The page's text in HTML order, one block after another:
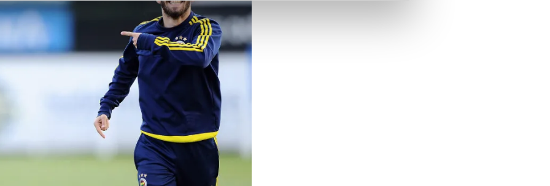
için İnternet Sitemizde kendimize ve üçüncü kişilere ait çerezler kullanılmaktadır. Bu
verileriniz işlenmekte olup gerekli olan çerezler bilgi toplumu hizmetlerinin sunulması
çerezler, sitemizin daha işlevsel kılınması ve kişiselleştirilmesi ve sizlere yönelik
amaçlarıyla sınırlı olarak açık rızanız dahilinde kullanılacaktır.
yer alan panel vasıtasıyla belirleyebilirsiniz. Çerezlere ilişkin detaylı bilgi için Ayarlar
ziyaret edebilirsiniz.
Kanunu uyarınca hazırlanmış Aydınlatma Metnimizi okumak ve sitemizde ilgili
çerezlerle ilgili bilgi almak için lütfentıklayınız.